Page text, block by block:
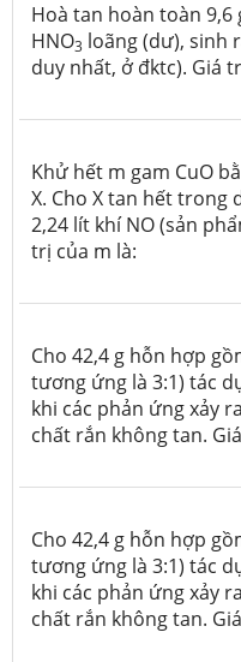
Hoà tan hoàn toàn 9,6
HNO3 loãng (dư), sinh
duy nhất, ở đktc). Giá
Khử hết m gam CuO
X. Cho X tan hết trong
2,24 lít khí NO (sản
trị của m là:
Cho 42,4 g hỗn hợp
tương ứng là 3:1) tác
khi các phản ứng xảy
chất rắn không tan.
Cho 42,4 g hỗn hợp
tương ứng là 3:1) tác
khi các phản ứng xảy
chất rắn không tan.